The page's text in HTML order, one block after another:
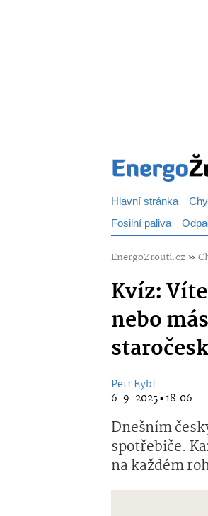
Hlavní stránka
Fosilní paliva
EnergoZrouti.cz»
Kvíz:
nebo
Petr Eybl
6. 9. 2025 ▪ 18:06
Dnešním
spotřebiče.
na každém